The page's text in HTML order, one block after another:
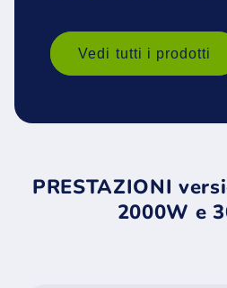
Vedi tutti i prodotti
PRESTAZIONI
2000W e